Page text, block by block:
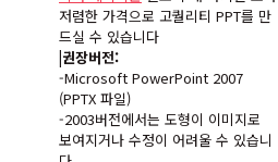
저렴한 가격으로 고퀄리티 PPT를 만
드실 수 있습니다
|권장버전:
-Microsoft PowerPoint 2007
(PPTX 파일)
-2003버전에서는 도형이 이미지로
보여지거나 수정이 어려울 수 있습니